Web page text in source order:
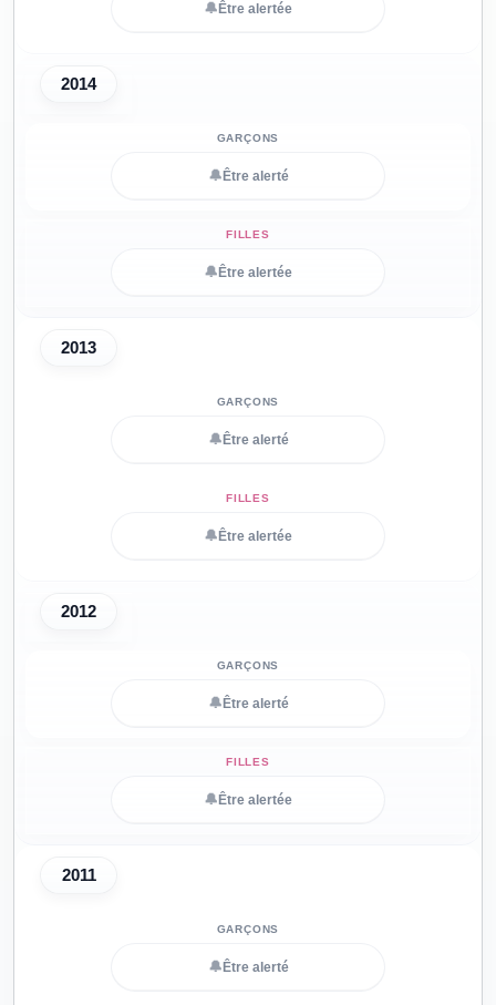
🔔 Être alertée
2014
🔔 Être alerté
🔔 Être alertée
2013
🔔 Être alerté
🔔 Être alertée
2012
🔔 Être alerté
🔔 Être alertée
2011
🔔 Être alerté